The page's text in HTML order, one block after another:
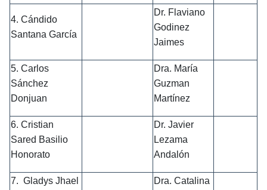
4. Cándido
Santana García
Dr. Flaviano
Godinez
Jaimes
5. Carlos
Sánchez
Donjuan
Dra. María
Guzman
Martínez
6. Cristian
Sared Basilio
Honorato
Dr. Javier
Lezama
Andalón
7. Gladys Jhael
Dra. Catalina